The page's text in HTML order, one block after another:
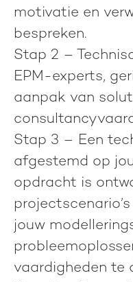
motivatie en
bespreken.
Stap 2 –
EPM-experts,
aanpak van
Stap 3 – Een
afgestemd op
opdracht is
jouw
vaardigheden te